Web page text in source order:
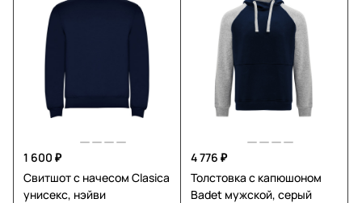
1 600 ₽
Свитшот с начесом Clasica
унисекс, нэйви
4 776 ₽
Толстовка с капюшоном
Badet мужской, серый